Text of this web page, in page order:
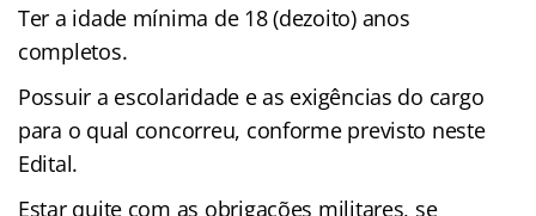
Ter a idade mínima de 18 (dezoito) anos
completos.
Possuir a escolaridade e as exigências do cargo
para o qual concorreu, conforme previsto neste
Edital.
Estar quite com as obrigações militares, se